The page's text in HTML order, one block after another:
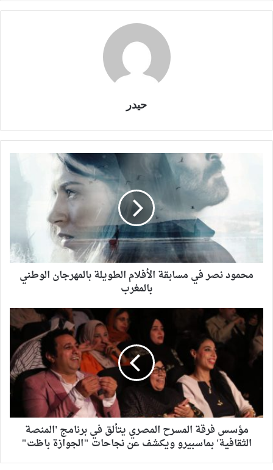
حيدر
محمود نصر في مسابقة الأفلام الطويلة بالمهرجان الوطني
بالمغرب
مؤسس فرقة المسرح المصري يتألق في برنامج 'المنصة
الثقافية' بماسبيرو ويكشف عن نجاحات "الجوازة باظت"